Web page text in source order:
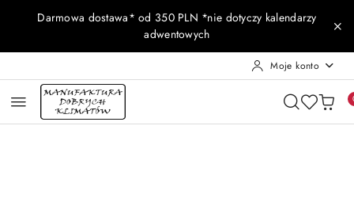
Przejdź do treści głównej
Przejdź do wyszukiwarki
Przejdź do moje konto
Przejdź do menu głównego
Przejdź do opisu produktu
Przejdź do stopki
Darmowa dostawa* od 350 PLN *nie dotyczy kalendarzy
adwentowych
Moje konto